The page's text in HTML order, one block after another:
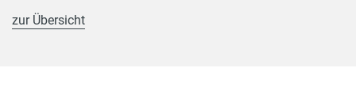
zur Übersicht